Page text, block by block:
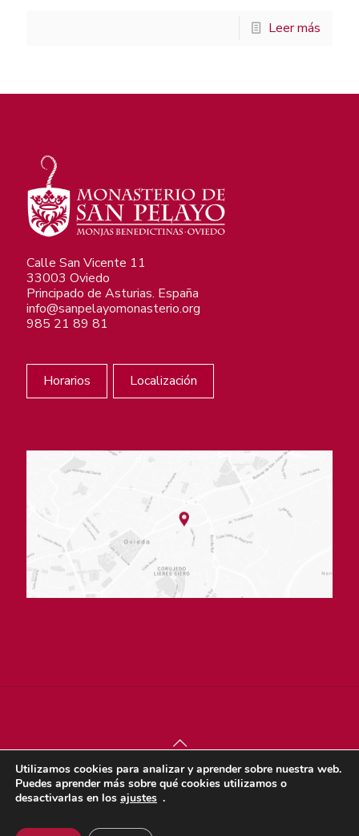
Leer más
Calle San Vicente 11
33003 Oviedo
Principado de Asturias. España
info@sanpelayomonasterio.org
985 21 89 81
Horarios Localización
© sjdigital 2022 |Política de privacidad|Aviso legal
Política de cookies
Utilizamos cookies para analizar y aprender sobre nuestra web.
Puedes aprender más sobre qué cookies utilizamos o
desactivarlas en los ajustes .